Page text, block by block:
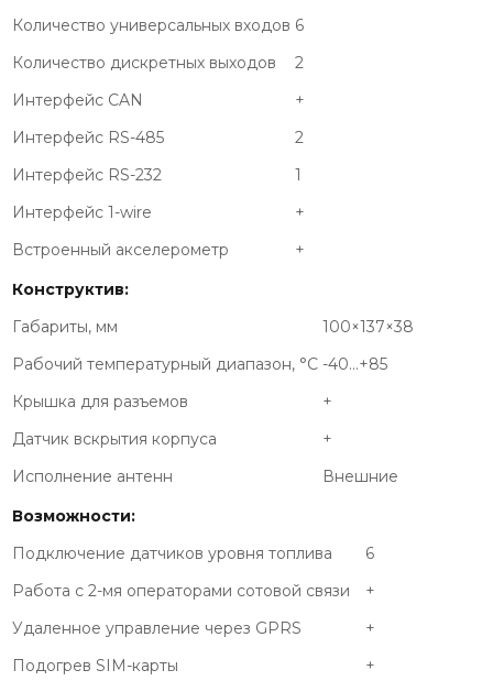
Количество универсальных входов 6
Количество дискретных выходов
2
Интерфейс CAN
+
Интерфейс RS-485
2
Интерфейс RS-232
1
Интерфейс 1-wire
+
Встроенный акселерометр
+
Конструктив:
Габариты, мм
100×137×38
Рабочий температурный диапазон, °С -40…+85
Крышка для разъемов
+
Датчик вскрытия корпуса
+
Исполнение антенн
Внешние
Возможности:
Подключение датчиков уровня топлива
6
Работа с 2-мя операторами сотовой связи
+
Удаленное управление через GPRS
+
Подогрев SIM-карты
+